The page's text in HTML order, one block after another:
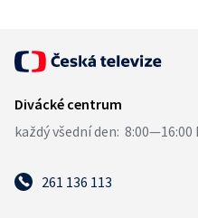
261 136 113